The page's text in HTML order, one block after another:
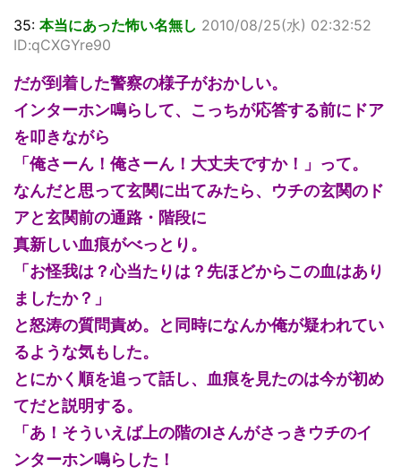
35: 本当にあった怖い名無し 2010/08/25(水) 02:32:52
ID:qCXGYre90
だが到着した警察の様子がおかしい。
インターホン鳴らして、こっちが応答する前にドア
を叩きながら
「俺さーん！俺さーん！大丈夫ですか！」って。
なんだと思って玄関に出てみたら、ウチの玄関のド
アと玄関前の通路・階段に
真新しい血痕がべっとり。
「お怪我は？心当たりは？先ほどからこの血はあり
ましたか？」
と怒涛の質問責め。と同時になんか俺が疑われてい
るような気もした。
とにかく順を追って話し、血痕を見たのは今が初め
てだと説明する。
「あ！そういえば上の階のIさんがさっきウチのイ
ンターホン鳴らした！